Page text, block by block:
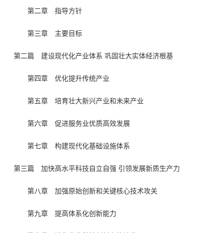
第二章 指导方针
第三章 主要目标
第二篇 建设现代化产业体系 巩固壮大实体经济根基
第四章 优化提升传统产业
第五章 培育壮大新兴产业和未来产业
第六章 促进服务业优质高效发展
第七章 构建现代化基础设施体系
第三篇 加快高水平科技自立自强 引领发展新质生产力
第八章 加强原始创新和关键核心技术攻关
第九章 提高体系化创新能力